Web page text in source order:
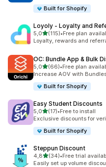
Built for Shopify
Loyoly ‑ Loyalty and
5,0na 5 gwiazdek
(115)
Łączna liczba recenzji: 115
•Free plan
Loyalty, rewards and
OC: Bundle App & Bulk
5,0na 5 gwiazdek
(66)
Łączna liczba recenzji: 66
•Free plan
Increase AOV with
Built for Shopify
Easy Student Discounts
5,0na 5 gwiazdek
(17)
Łączna liczba recenzji: 17
•Free to install
Exclusive discounts for
Built for Shopify
Steppun Discount
4,8na 5 gwiazdek
(34)
Łączna liczba recenzji: 34
•Free trial
Easily set up volume